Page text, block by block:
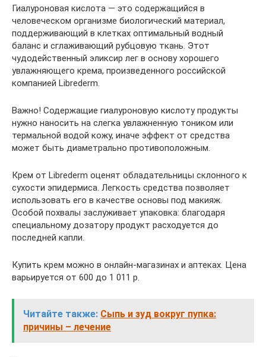
Гиалуроновая кислота — это содержащийся в
человеческом организме биологический материал,
поддерживающий в клетках оптимальный водный
баланс и сглаживающий рубцовую ткань. Этот
чудодейственный эликсир лег в основу хорошего
увлажняющего крема, произведенного российской
компанией Librederm.
Важно! Содержащие гиалуроновую кислоту продукты
нужно наносить на слегка увлажненную тоником или
термальной водой кожу, иначе эффект от средства
может быть диаметрально противоположным.
Крем от Librederm оценят обладательницы склонного к
сухости эпидермиса. Легкость средства позволяет
использовать его в качестве основы под макияж.
Особой похвалы заслуживает упаковка: благодаря
специальному дозатору продукт расходуется до
последней капли.
Купить крем можно в онлайн-магазинах и аптеках. Цена
варьируется от 600 до 1 011 р.
Читайте также: Сыпь и зуд вокруг пупка:
причины – лечение